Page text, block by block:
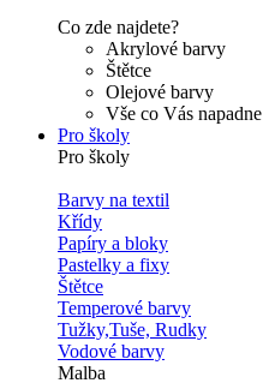
Co zde najdete?
Akrylové barvy
Štětce
Olejové barvy
Vše co Vás napadne
Pro školy
Pro školy
Barvy na textil
Křídy
Papíry a bloky
Pastelky a fixy
Štětce
Temperové barvy
Tužky,Tuše, Rudky
Vodové barvy
Malba